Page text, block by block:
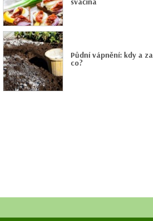
Půdní vápnění: kdy a za
co?